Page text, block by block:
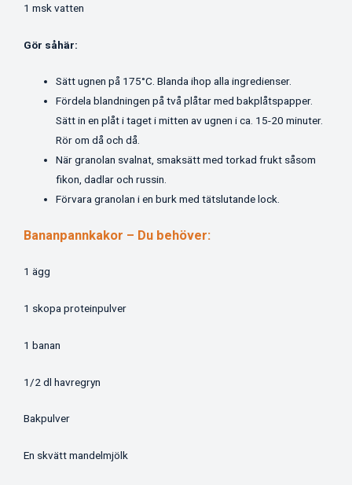
1 msk vatten
Gör såhär:
Sätt ugnen på 175°C. Blanda ihop alla ingredienser.
Fördela blandningen på två plåtar med bakplåtspapper.
Sätt in en plåt i taget i mitten av ugnen i ca. 15-20 minuter.
Rör om då och då.
När granolan svalnat, smaksätt med torkad frukt såsom
fikon, dadlar och russin.
Förvara granolan i en burk med tätslutande lock.
Bananpannkakor – Du behöver:
1 ägg
1 skopa proteinpulver
1 banan
1/2 dl havregryn
Bakpulver
En skvätt mandelmjölk